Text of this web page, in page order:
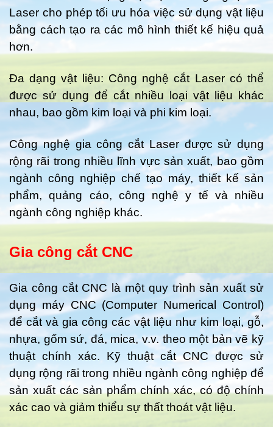
Laser cho phép tối ưu hóa việc sử dụng vật liệu
bằng cách tạo ra các mô hình thiết kế hiệu quả
hơn.
Đa dạng vật liệu: Công nghệ cắt Laser có thể
được sử dụng để cắt nhiều loại vật liệu khác
nhau, bao gồm kim loại và phi kim loại.
Công nghệ gia công cắt Laser được sử dụng
rộng rãi trong nhiều lĩnh vực sản xuất, bao gồm
ngành công nghiệp chế tạo máy, thiết kế sản
phẩm, quảng cáo, công nghệ y tế và nhiều
ngành công nghiệp khác.
Gia công cắt CNC
Gia công cắt CNC là một quy trình sản xuất sử
dụng máy CNC (Computer Numerical Control)
để cắt và gia công các vật liệu như kim loại, gỗ,
nhựa, gốm sứ, đá, mica, v.v. theo một bản vẽ kỹ
thuật chính xác. Kỹ thuật cắt CNC được sử
dụng rộng rãi trong nhiều ngành công nghiệp để
sản xuất các sản phẩm chính xác, có độ chính
xác cao và giảm thiểu sự thất thoát vật liệu.